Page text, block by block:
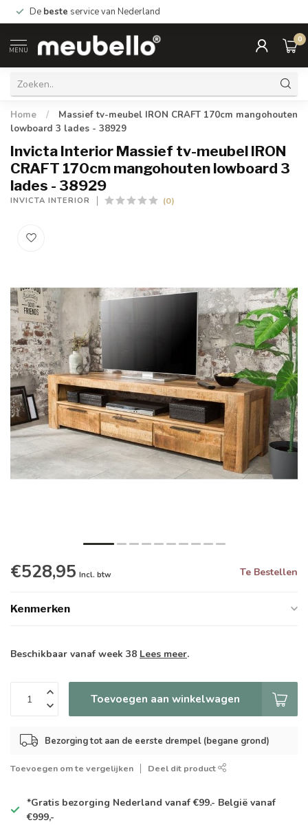
De beste service van Nederland
MENU
0
Home /
Massief tv-meubel IRON CRAFT 170cm mangohouten
lowboard 3 lades - 38929
Invicta Interior Massief tv-meubel IRON
CRAFT 170cm mangohouten lowboard 3
lades - 38929
INVICTA INTERIOR (0)
€528,95 Incl. btw Te Bestellen
Kenmerken
Beschikbaar vanaf week 38 Lees meer.
Toevoegen aan winkelwagen
Bezorging tot aan de eerste drempel (begane grond)
Toevoegen om te vergelijken Deel dit product
*Gratis bezorging Nederland vanaf €99.- België vanaf
€999,-